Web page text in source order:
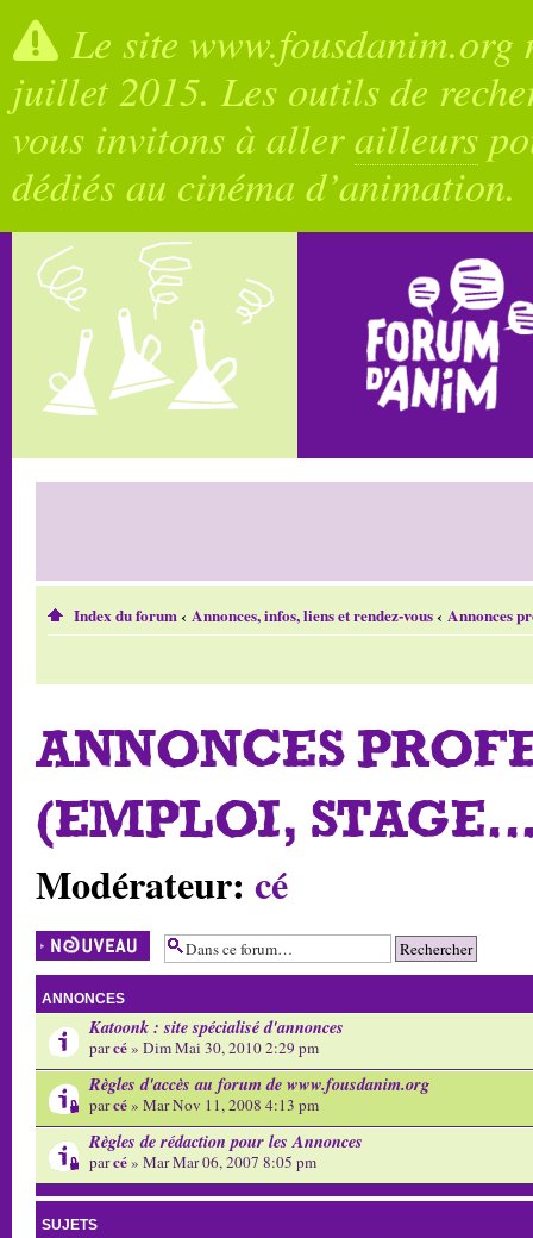
Le site
juillet 2015. Les outils de
vous invitons à allerailleurs
dédiés au cinéma d’animation.
Index du forum‹ Annonces, infos, liens et rendez-vous‹ Annonces
ANNONCES
(EMPLOI,
Modérateur: cé
Écrire un nouveau
sujet
ANNONCES
Katoonk : site spécialisé d'annonces
parcé» Dim Mai 30, 2010 2:29 pm
Règles d'accès au forum de www.fousdanim.org
parcé» Mar Nov 11, 2008 4:13 pm
Règles de rédaction pour les Annonces
parcé» Mar Mar 06, 2007 8:05 pm
SUJETS